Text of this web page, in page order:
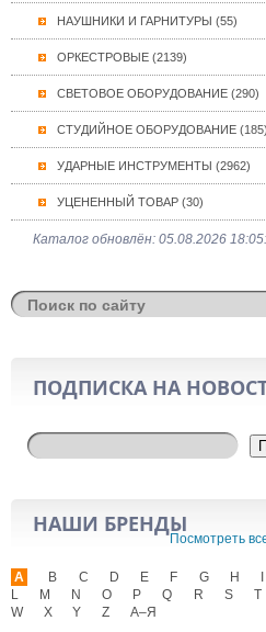
НАУШНИКИ И ГАРНИТУРЫ (55)
ОРКЕСТРОВЫЕ (2139)
СВЕТОВОЕ ОБОРУДОВАНИЕ (290)
СТУДИЙНОЕ ОБОРУДОВАНИЕ (185)
УДАРНЫЕ ИНСТРУМЕНТЫ (2962)
УЦЕНЕННЫЙ ТОВАР (30)
Каталог обновлён: 05.08.2026
ПОДПИСКА НА
НАШИ БРЕНДЫ
Посмотреть
A B C D E F G H
L
M N O P Q R S T
W
X Y Z А–Я